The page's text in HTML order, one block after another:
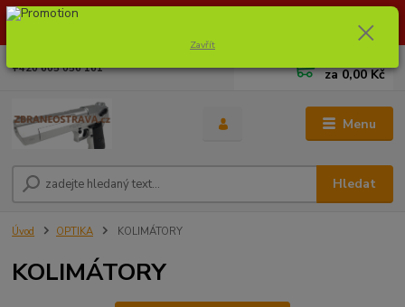
Dostupnost zboží si ověřte na info@zbraneostrava.cz nebo tel.
Menu
Hledat
+420 605 056 161 za0,00 Kč
Úvod OPTIKA KOLIMÁTORY
KOLIMÁTORY
Zavřít